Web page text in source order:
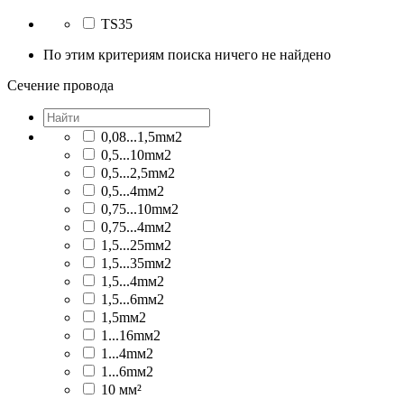
TS35
По этим критериям поиска ничего не найдено
Сечение провода
0,08...1,5mм2
0,5...10mм2
0,5...2,5mм2
0,5...4mм2
0,75...10mм2
0,75...4mм2
1,5...25mм2
1,5...35mм2
1,5...4mм2
1,5...6mм2
1,5mм2
1...16mм2
1...4mм2
1...6mм2
10 мм²